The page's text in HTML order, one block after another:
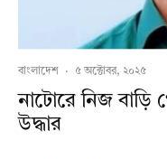
বাংলাদেশ · ৫ অক্টোবর, ২০২৫
নাটোরে নিজ
উদ্ধার